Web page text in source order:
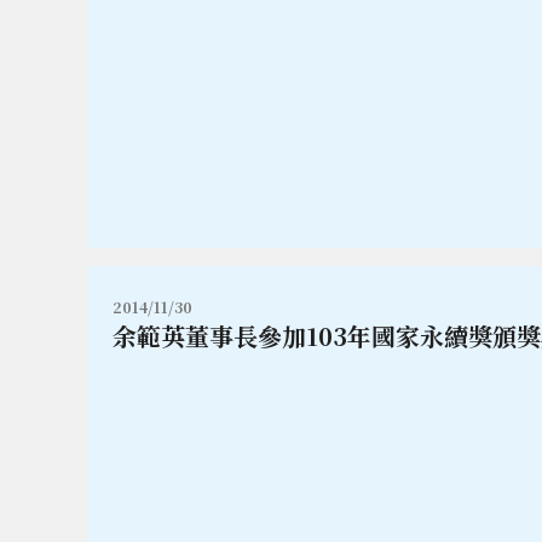
2014/11/30
余範英董事長參加103年國家永續獎頒